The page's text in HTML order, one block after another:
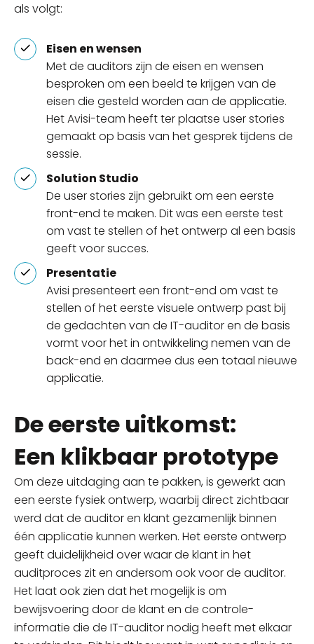
als volgt:
Eisen en wensen
Met de auditors zijn de eisen en wensen
besproken om een beeld te krijgen van de
eisen die gesteld worden aan de applicatie.
Het Avisi-team heeft ter plaatse user stories
gemaakt op basis van het gesprek tijdens de
sessie.
Solution Studio
De user stories zijn gebruikt om een eerste
front-end te maken. Dit was een eerste test
om vast te stellen of het ontwerp al een basis
geeft voor succes.
Presentatie
Avisi presenteert een front-end om vast te
stellen of het eerste visuele ontwerp past bij
de gedachten van de IT-auditor en de basis
vormt voor het in ontwikkeling nemen van de
back-end en daarmee dus een totaal nieuwe
applicatie.
De eerste uitkomst:
Een klikbaar prototype
Om deze uitdaging aan te pakken, is gewerkt aan
een eerste fysiek ontwerp, waarbij direct zichtbaar
werd dat de auditor en klant gezamenlijk binnen
één applicatie kunnen werken. Het eerste ontwerp
geeft duidelijkheid over waar de klant in het
auditproces zit en andersom ook voor de auditor.
Het laat ook zien dat het mogelijk is om
bewijsvoering door de klant en de controle-
informatie die de IT-auditor nodig heeft met elkaar